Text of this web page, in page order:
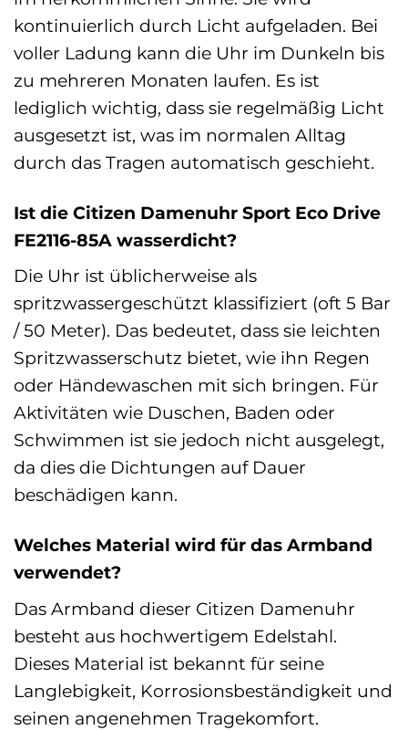
kontinuierlich durch Licht aufgeladen. Bei
voller Ladung kann die Uhr im Dunkeln bis
zu mehreren Monaten laufen. Es ist
lediglich wichtig, dass sie regelmäßig Licht
ausgesetzt ist, was im normalen Alltag
durch das Tragen automatisch geschieht.
Ist die Citizen Damenuhr Sport Eco Drive
FE2116-85A wasserdicht?
Die Uhr ist üblicherweise als
spritzwassergeschützt klassifiziert (oft 5 Bar
/ 50 Meter). Das bedeutet, dass sie leichten
Spritzwasserschutz bietet, wie ihn Regen
oder Händewaschen mit sich bringen. Für
Aktivitäten wie Duschen, Baden oder
Schwimmen ist sie jedoch nicht ausgelegt,
da dies die Dichtungen auf Dauer
beschädigen kann.
Welches Material wird für das Armband
verwendet?
Das Armband dieser Citizen Damenuhr
besteht aus hochwertigem Edelstahl.
Dieses Material ist bekannt für seine
Langlebigkeit, Korrosionsbeständigkeit und
seinen angenehmen Tragekomfort.